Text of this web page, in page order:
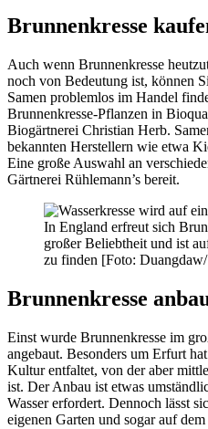
Brunnenkresse
Auch wenn Brunnenkresse
noch von Bedeutung ist, können
Samen problemlos im Handel
Brunnenkresse-Pflanzen in
Biogärtnerei Christian Herb.
bekannten Herstellern wie etwa
Eine große Auswahl an
Gärtnerei Rühlemann’s bereit.
In England erfreut sich
großer Beliebtheit und ist
zu finden [Foto:
Brunnenkresse
Einst wurde Brunnenkresse im
angebaut. Besonders um Erfurt
Kultur entfaltet, von der aber
ist. Der Anbau ist etwas
Wasser erfordert. Dennoch lässt
eigenen Garten und sogar auf